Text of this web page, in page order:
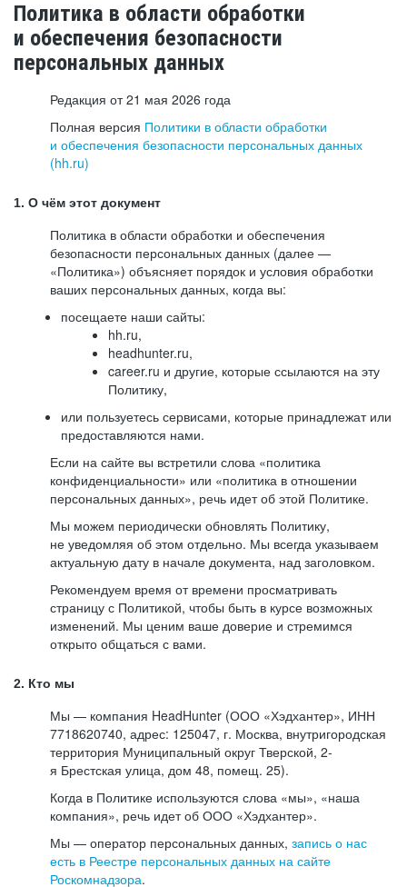
Политика в области обработки
и обеспечения безопасности
персональных данных
Редакция от 21 мая 2026 года
Полная версия Политики в области обработки
и обеспечения безопасности персональных данных
(hh.ru)
1. О чём этот документ
Политика в области обработки и обеспечения
безопасности персональных данных (далее —
«Политика») объясняет порядок и условия обработки
ваших персональных данных, когда вы:
посещаете наши сайты:
hh.ru,
headhunter.ru,
career.ru и другие, которые ссылаются на эту
Политику,
или пользуетесь сервисами, которые принадлежат или
предоставляются нами.
Если на сайте вы встретили слова «политика
конфиденциальности» или «политика в отношении
персональных данных», речь идет об этой Политике.
Мы можем периодически обновлять Политику,
не уведомляя об этом отдельно. Мы всегда указываем
актуальную дату в начале документа, над заголовком.
Рекомендуем время от времени просматривать
страницу с Политикой, чтобы быть в курсе возможных
изменений. Мы ценим ваше доверие и стремимся
открыто общаться с вами.
2. Кто мы
Мы — компания HeadHunter (ООО «Хэдхантер», ИНН
7718620740, адрес: 125047, г. Москва, внутригородская
территория Муниципальный округ Тверской, 2-
я Брестская улица, дом 48, помещ. 25).
Когда в Политике используются слова «мы», «наша
компания», речь идет об ООО «Хэдхантер».
Мы — оператор персональных данных, запись о нас
есть в Реестре персональных данных на сайте
Роскомнадзора.